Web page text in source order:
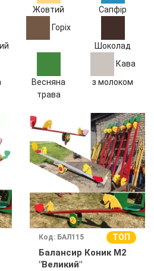
Жовтий Сапфір
Горіх
Шоколад
Весняна
трава
Кава
з молоком
Код: БАЛ115 ТОП
Балансир Коник М2
"Великий"